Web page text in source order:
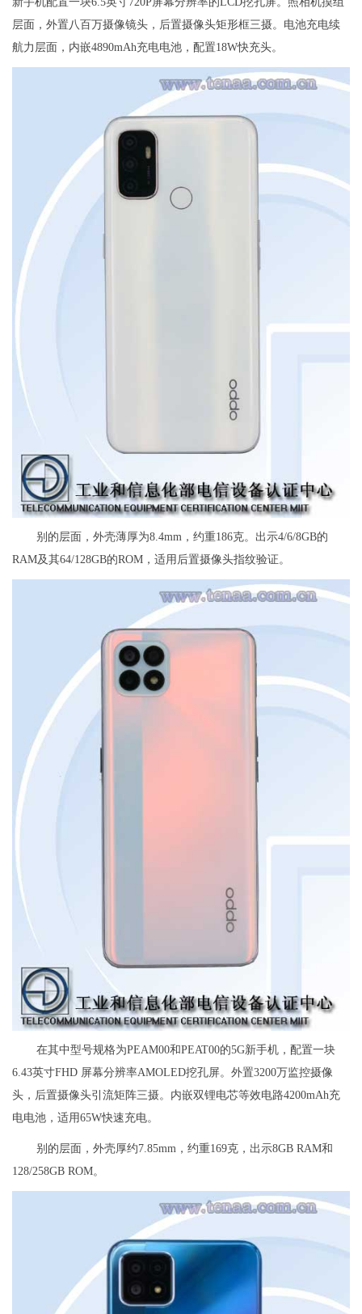
层面，外置八百万摄像镜头，后置摄像头矩形框三摄。电池充电续
航力层面，内嵌4890mAh充电电池，配置18W快充头。
别的层面，外壳薄厚为8.4mm，约重186克。出示4/6/8GB的
RAM及其64/128GB的ROM，适用后置摄像头指纹验证。
在其中型号规格为PEAM00和PEAT00的5G新手机，配置一块
6.43英寸FHD 屏幕分辨率AMOLED挖孔屏。外置3200万监控摄像
头，后置摄像头引流矩阵三摄。内嵌双锂电芯等效电路4200mAh充
电电池，适用65W快速充电。
别的层面，外壳厚约7.85mm，约重169克，出示8GB RAM和
128/258GB ROM。